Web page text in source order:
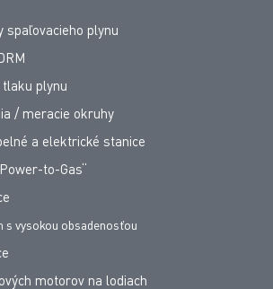
spaľovacieho plynu
tlaku plynu
/ meracie okruhy
a elektrické stanice
to-Gas“
s vysokou obsadenosťou
motorov na lodiach